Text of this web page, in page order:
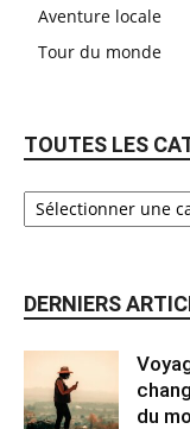
Aventure locale
Tour du monde
TOUTES LES
DERNIERS
du